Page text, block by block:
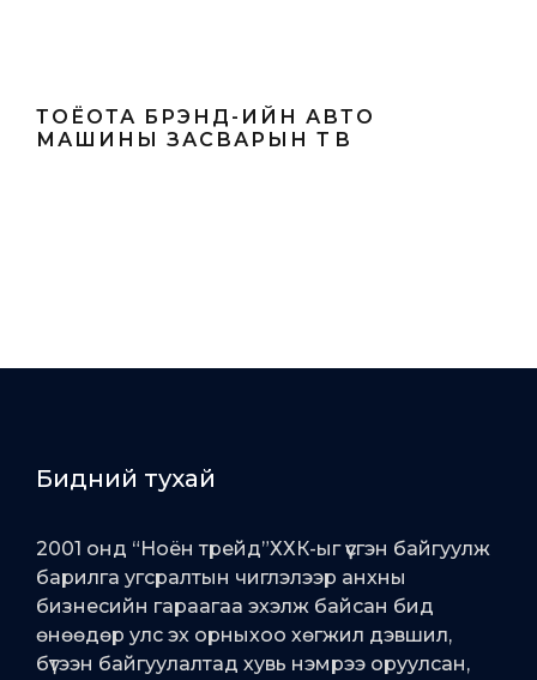
ТОЁОТА БРЭНД-ИЙН АВТО
МАШИНЫ ЗАСВАРЫН ТӨВ
Бидний тухай
2001 онд “Ноён трейд”ХХК-ыг үүсгэн байгуулж
барилга угсралтын чиглэлээр анхны
бизнесийн гараагаа эхэлж байсан бид
өнөөдөр улс эх орныхоо хөгжил дэвшил,
бүтээн байгуулалтад хувь нэмрээ оруулсан,